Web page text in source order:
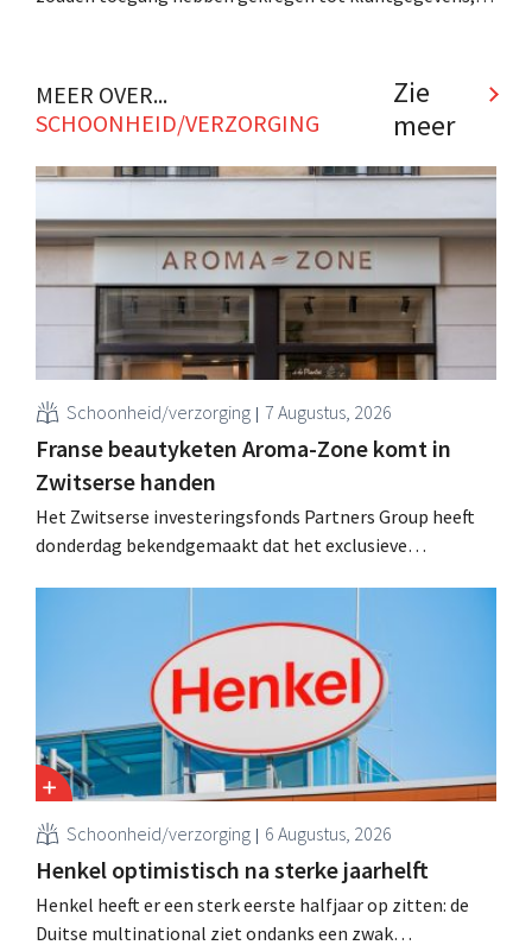
MEER OVER...
SCHOONHEID/VERZORGING
Zie
meer
Schoonheid/verzorging 7 Augustus, 2026
Franse beautyketen Aroma-Zone komt in
Zwitserse handen
Het Zwitserse investeringsfonds Partners Group heeft
donderdag bekendgemaakt dat het exclusieve
over te nemen van de holding Eurazeo.
Schoonheid/verzorging 6 Augustus, 2026
Henkel optimistisch na sterke jaarhelft
Henkel heeft er een sterk eerste halfjaar op zitten: de
Duitse multinational ziet ondanks een zwak